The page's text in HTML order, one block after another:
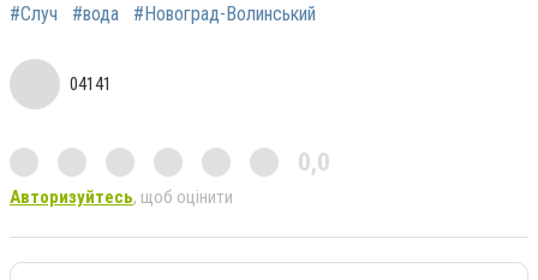
#Случ #вода #Новоград-Волинський
04141
0,0
Авторизуйтесь, щоб оцінити